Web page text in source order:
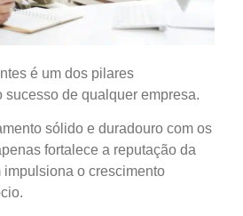
é um dos pilares
sucesso de qualquer empresa.
sólido e duradouro com os
fortalece a reputação da
impulsiona o crescimento